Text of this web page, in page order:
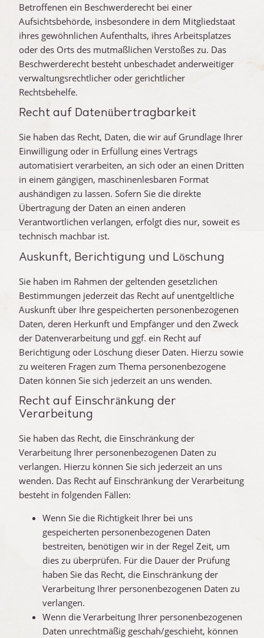
Betroffenen ein Beschwerderecht bei einer
Aufsichtsbehörde, insbesondere in dem Mitgliedstaat
ihres gewöhnlichen Aufenthalts, ihres Arbeitsplatzes
oder des Orts des mutmaßlichen Verstoßes zu. Das
Beschwerderecht besteht unbeschadet anderweitiger
verwaltungsrechtlicher oder gerichtlicher
Rechtsbehelfe.
Recht auf Daten­übertrag­barkeit
Sie haben das Recht, Daten, die wir auf Grundlage Ihrer
Einwilligung oder in Erfüllung eines Vertrags
automatisiert verarbeiten, an sich oder an einen Dritten
in einem gängigen, maschinenlesbaren Format
aushändigen zu lassen. Sofern Sie die direkte
Übertragung der Daten an einen anderen
Verantwortlichen verlangen, erfolgt dies nur, soweit es
technisch machbar ist.
Auskunft, Berichtigung und Löschung
Sie haben im Rahmen der geltenden gesetzlichen
Bestimmungen jederzeit das Recht auf unentgeltliche
Auskunft über Ihre gespeicherten personenbezogenen
Daten, deren Herkunft und Empfänger und den Zweck
der Datenverarbeitung und ggf. ein Recht auf
Berichtigung oder Löschung dieser Daten. Hierzu sowie
zu weiteren Fragen zum Thema personenbezogene
Daten können Sie sich jederzeit an uns wenden.
Recht auf Einschränkung der
Verarbeitung
Sie haben das Recht, die Einschränkung der
Verarbeitung Ihrer personenbezogenen Daten zu
verlangen. Hierzu können Sie sich jederzeit an uns
wenden. Das Recht auf Einschränkung der Verarbeitung
besteht in folgenden Fällen:
Wenn Sie die Richtigkeit Ihrer bei uns
gespeicherten personenbezogenen Daten
bestreiten, benötigen wir in der Regel Zeit, um
dies zu überprüfen. Für die Dauer der Prüfung
haben Sie das Recht, die Einschränkung der
Verarbeitung Ihrer personenbezogenen Daten zu
verlangen.
Wenn die Verarbeitung Ihrer personenbezogenen
Daten unrechtmäßig geschah/geschieht, können